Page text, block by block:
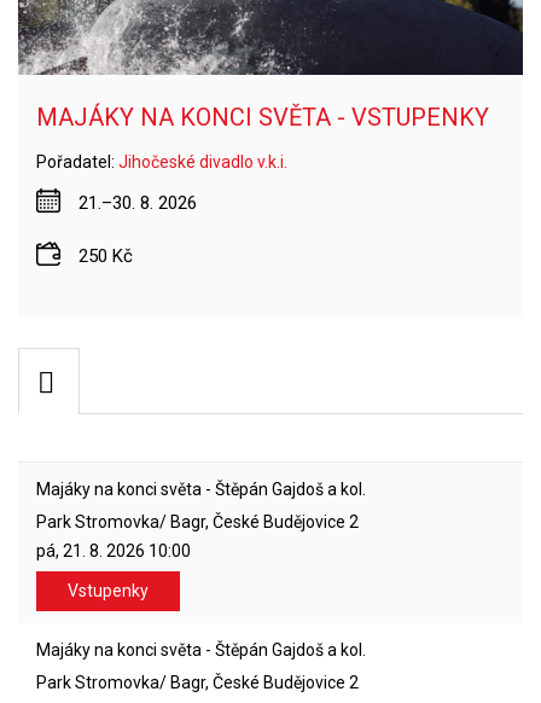
MAJÁKY NA KONCI SVĚTA - VSTUPENKY
Pořadatel: Jihočeské divadlo v.k.i.
21.–30. 8. 2026
250 Kč
Majáky na konci světa - Štěpán Gajdoš a kol.
Park Stromovka/ Bagr, České Budějovice 2
pá, 21. 8. 2026 10:00
Vstupenky
Majáky na konci světa - Štěpán Gajdoš a kol.
Park Stromovka/ Bagr, České Budějovice 2